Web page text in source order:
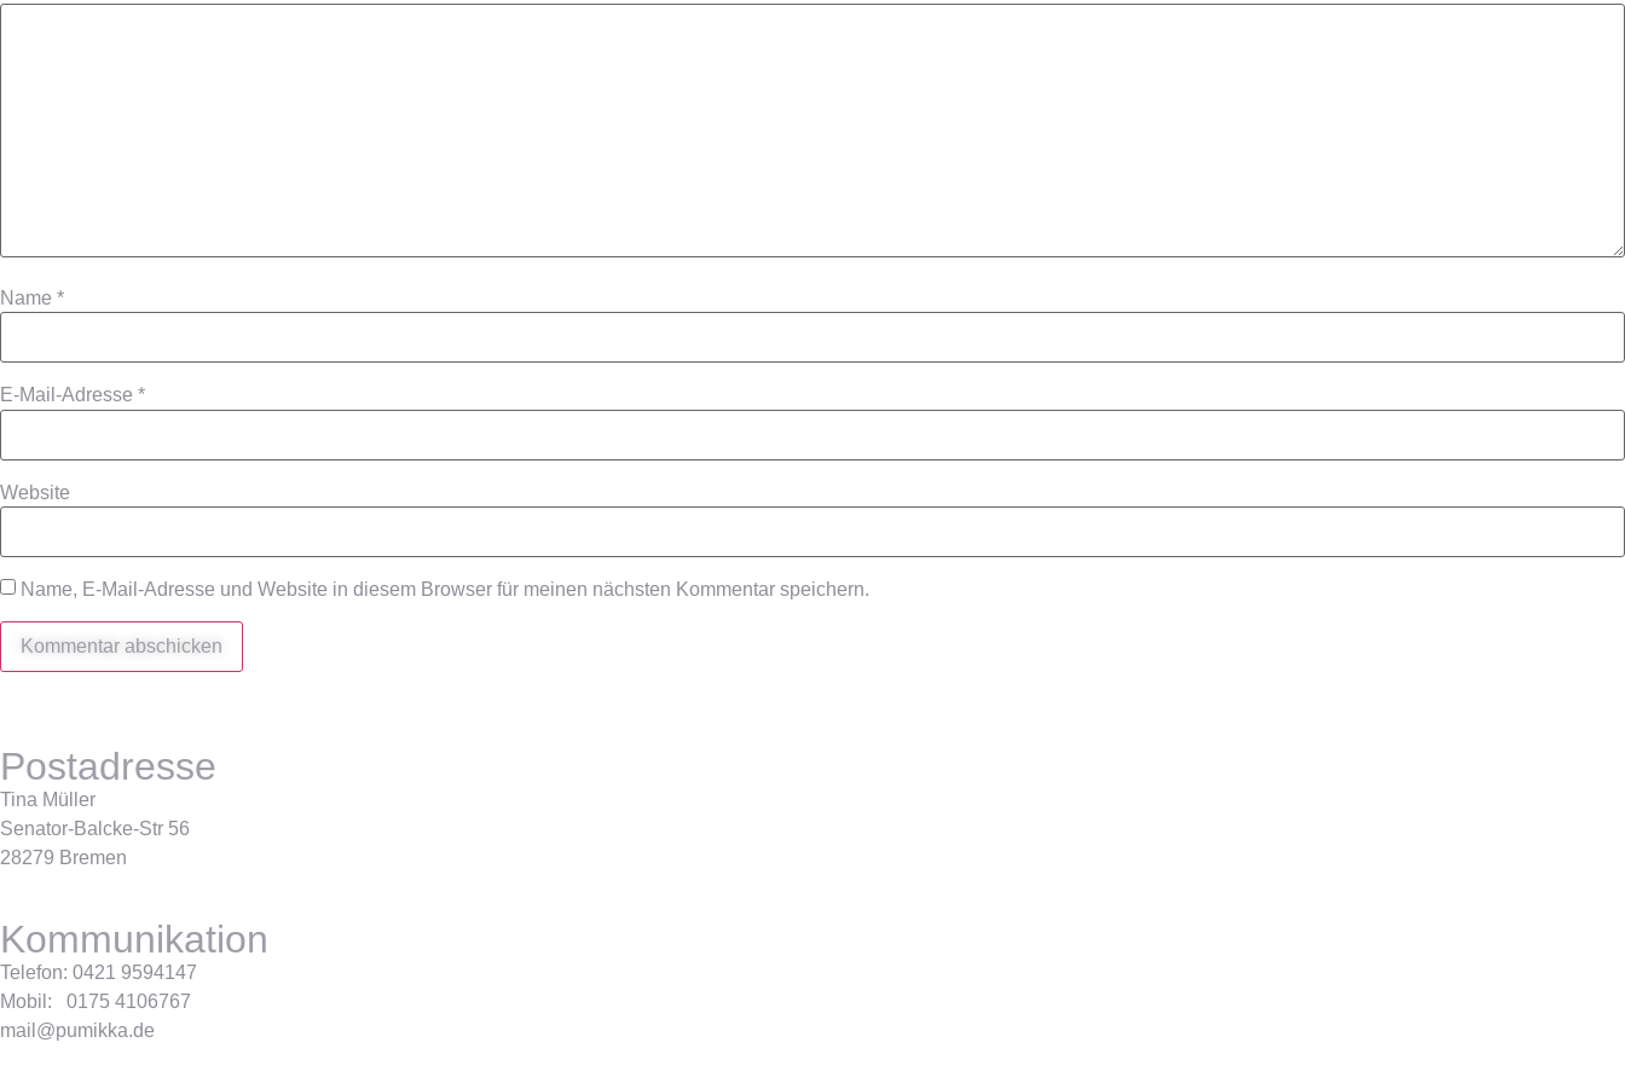
Name *
E-Mail-Adresse *
Website
Name, E-Mail-Adresse und Website in diesem Browser für meinen nächsten Kommentar speichern.
Postadresse
Tina Müller
Senator-Balcke-Str 56
28279 Bremen
Kommunikation
Telefon: 0421 9594147
Mobil: 0175 4106767
mail@pumikka.de